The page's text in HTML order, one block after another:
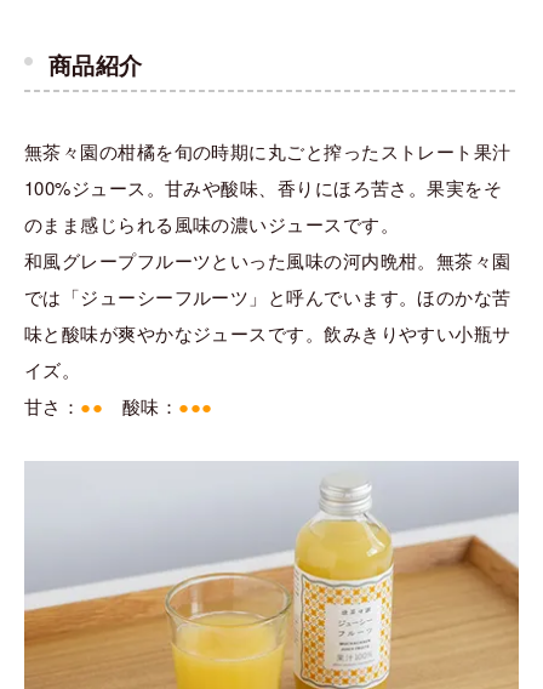
商品紹介
無茶々園の柑橘を旬の時期に丸ごと搾ったストレート果汁
100%ジュース。甘みや酸味、香りにほろ苦さ。果実をそ
のまま感じられる風味の濃いジュースです。
和風グレープフルーツといった風味の河内晩柑。無茶々園
では「ジューシーフルーツ」と呼んでいます。ほのかな苦
味と酸味が爽やかなジュースです。飲みきりやすい小瓶サ
イズ。
甘さ： ●● 酸味： ●●●